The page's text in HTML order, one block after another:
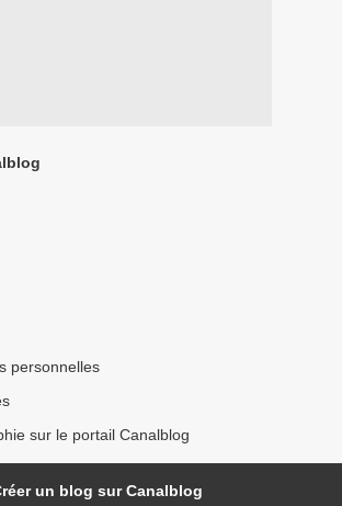
personnelles
sur le portail Canalblog
un blog sur Canalblog